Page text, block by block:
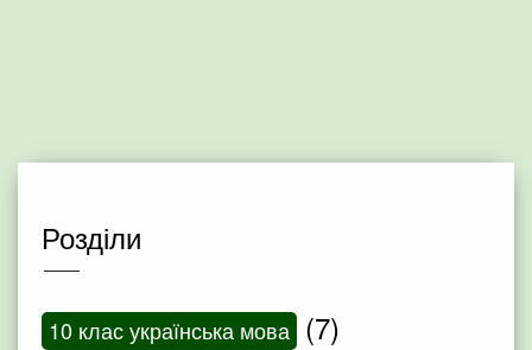
Розділи
10 клас українська мова (7)